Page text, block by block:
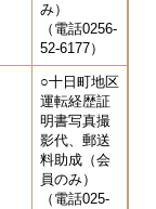
み）
（電話0256-
52-6177）
○十日町地区
運転経歴証
明書写真撮
影代、郵送
料助成（会
員のみ）
（電話025-